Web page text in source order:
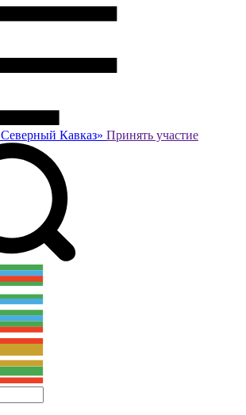
Северный Кавказ» Принять участие